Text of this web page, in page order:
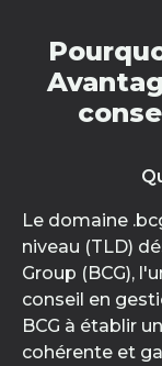
Le domaine
niveau (TLD)
Group (BCG),
conseil en
BCG à établir
cohérente et